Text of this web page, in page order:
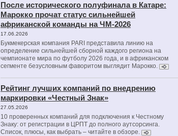
После исторического полуфинала в Катаре:
Марокко прочат статус сильнейшей
африканской команды на ЧМ-2026
17.06.2026
Букмекерская компания PARI представила линию на
определение сильнейшей сборной каждого региона на
чемпионате мира по футболу 2026 года, и в африканском
сегменте безусловным фаворитом выглядит Марокко.
Рейтинг лучших компаний по внедрению
маркировки «Честный Знак»
27.05.2026
10 проверенных компаний для подключения к Честному
Знаку: от регистрации в ЦРПТ до полного аутсорсинга.
Список, плюсы, как выбрать – читайте в обзоре.